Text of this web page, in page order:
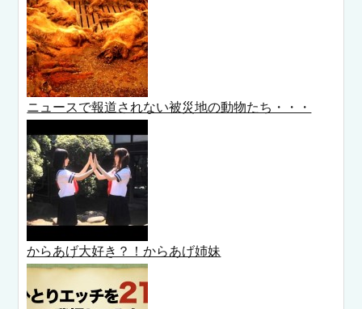
ニュースで報道されない被災地の動物たち・・・
からあげ大好き？！からあげ姉妹